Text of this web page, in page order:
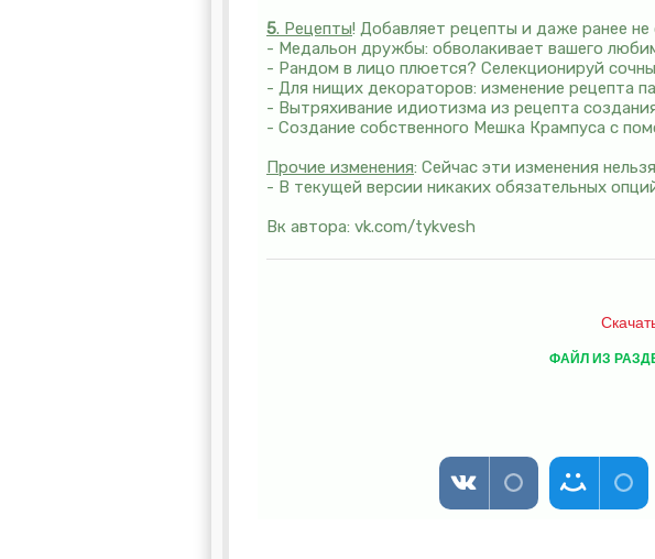
5. Рецепты! Добавляет рецепты и даже ранее
- Медальон дружбы: обволакивает вашего
- Рандом в лицо плюется? Селекционируй
- Для нищих декораторов: изменение рецепта
- Вытряхивание идиотизма из рецепта
- Создание собственного Мешка Крампуса с
Прочие изменения: Сейчас эти изменения
- В текущей версии никаких обязательных
Вк автора: vk.com/tykvesh
ФАЙЛ ИЗ